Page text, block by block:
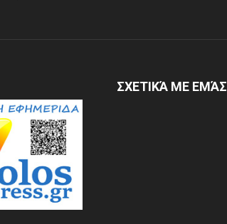
ΣΧΕΤΙΚΆ ΜΕ ΕΜΆΣ